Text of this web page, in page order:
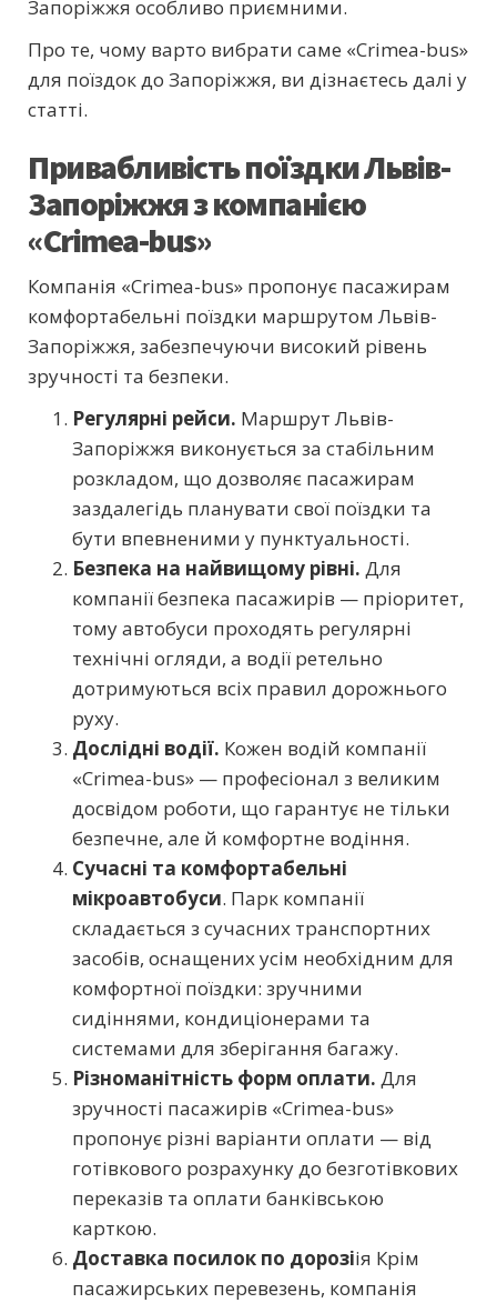
Запоріжжя особливо приємними.
Про те, чому варто вибрати саме «Crimea-bus»
для поїздок до Запоріжжя, ви дізнаєтесь далі у
статті.
Привабливість поїздки Львів-
Запоріжжя з компанією
«Crimea-bus»
Компанія «Crimea-bus» пропонує пасажирам
комфортабельні поїздки маршрутом Львів-
Запоріжжя, забезпечуючи високий рівень
зручності та безпеки.
Регулярні рейси. Маршрут Львів-
Запоріжжя виконується за стабільним
розкладом, що дозволяє пасажирам
заздалегідь планувати свої поїздки та
бути впевненими у пунктуальності.
Безпека на найвищому рівні. Для
компанії безпека пасажирів — пріоритет,
тому автобуси проходять регулярні
технічні огляди, а водії ретельно
дотримуються всіх правил дорожнього
руху.
Дослідні водії. Кожен водій компанії
«Crimea-bus» — професіонал з великим
досвідом роботи, що гарантує не тільки
безпечне, але й комфортне водіння.
Сучасні та комфортабельні
мікроавтобуси. Парк компанії
складається з сучасних транспортних
засобів, оснащених усім необхідним для
комфортної поїздки: зручними
сидіннями, кондиціонерами та
системами для зберігання багажу.
Різноманітність форм оплати. Для
зручності пасажирів «Crimea-bus»
пропонує різні варіанти оплати — від
готівкового розрахунку до безготівкових
переказів та оплати банківською
карткою.
Доставка посилок по дорозіія Крім
пасажирських перевезень, компанія